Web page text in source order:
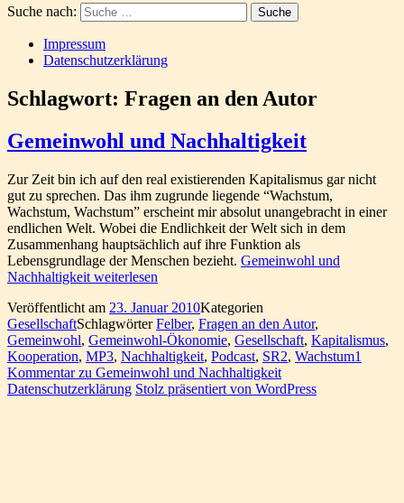
Suche nach:
Impressum
Datenschutzerklärung
Schlagwort: Fragen an den Autor
Gemeinwohl und Nachhaltigkeit
Zur Zeit bin ich auf den real existierenden Kapitalismus gar nicht
gut zu sprechen. Das ihm zugrunde liegende “Wachstum,
Wachstum, Wachstum” erscheint mir absolut unangebracht in einer
endlichen Welt. Wobei die Endlichkeit der Welt sich in dem
Zusammenhang hauptsächlich auf ihre Funktion als
Lebensgrundlage der Menschen bezieht. Gemeinwohl und
Nachhaltigkeit weiterlesen
Veröffentlicht am 23. Januar 2010Kategorien
GesellschaftSchlagwörterFelber, Fragen an den Autor,
Gemeinwohl, Gemeinwohl-Ökonomie, Gesellschaft, Kapitalismus,
Kooperation, MP3, Nachhaltigkeit, Podcast, SR2, Wachstum1
Kommentarzu Gemeinwohl und Nachhaltigkeit
Datenschutzerklärung Stolz präsentiert von WordPress